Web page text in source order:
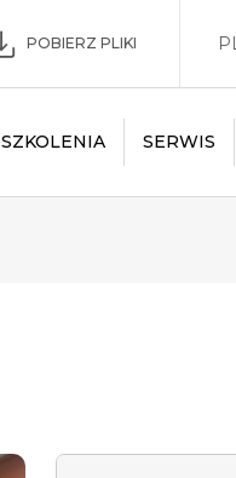
POBIERZ PLIKI PL
SZKOLENIA SERWIS